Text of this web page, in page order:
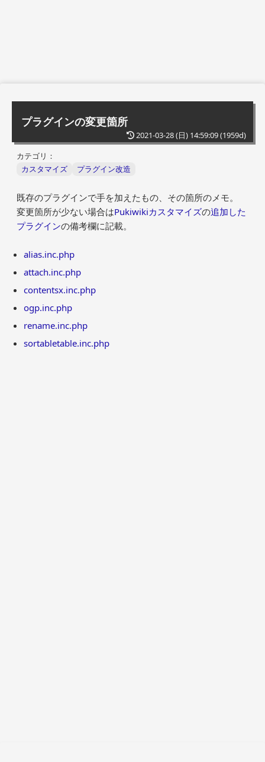
プラグインの変更箇所
2021-03-28 (日) 14:59:09(1959d)
カテゴリ：
カスタマイズ
プラグイン改造
既存のプラグインで手を加えたもの、その箇所のメモ。
変更箇所が少ない場合はPukiwikiカスタマイズの追加した
プラグインの備考欄に記載。
alias.inc.php
attach.inc.php
contentsx.inc.php
ogp.inc.php
rename.inc.php
sortabletable.inc.php